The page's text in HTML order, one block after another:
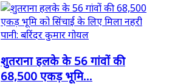
शुतराना हलके के 56 गांवों की
68,500 एकड़ भूमि...